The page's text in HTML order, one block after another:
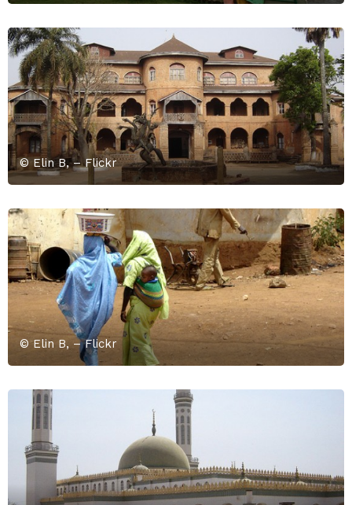
© Elin B, – Flickr
© Elin B, – Flickr